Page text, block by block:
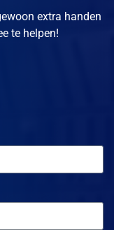
en Azure.
en incident
extra handen
te helpen!